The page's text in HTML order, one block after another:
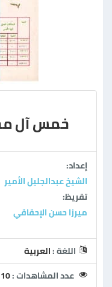
خمس آل
إعداد:
الشيخ عبدالجليل الأمير
تقريظ:
ميرزا حسن الإحقاقي
اللغة :العربية
عدد المشاهدات :